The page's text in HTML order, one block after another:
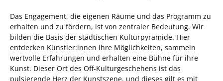
Das Engagement, die eigenen Räume und das Programm zu
erhalten und zu fördern, ist von zentraler Bedeutung. Wir
bilden die Basis der städtischen Kulturpyramide. Hier
entdecken Künstler:innen ihre Möglichkeiten, sammeln
wertvolle Erfahrungen und erhalten eine Bühne für ihre
Kunst. Dieser Ort des Off-Kulturgeschehens ist das
pulsierende Herz der Kunstszene, und dieses gilt es mit